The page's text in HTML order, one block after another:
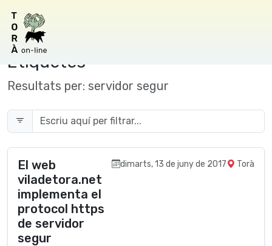
Etiquetes
Resultats per: servidor segur
El web
viladetora.net
implementa el
protocol https
de servidor
segur
dimarts, 13 de juny de 2017 Torà